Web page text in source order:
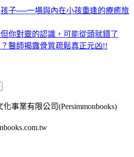
子──一場與內在小孩重逢的療癒旅
你對靈的認識，可能從頭就錯了
醫師揭露骨質疏鬆真正元凶!!
化事業有限公司(Persimmonbooks)